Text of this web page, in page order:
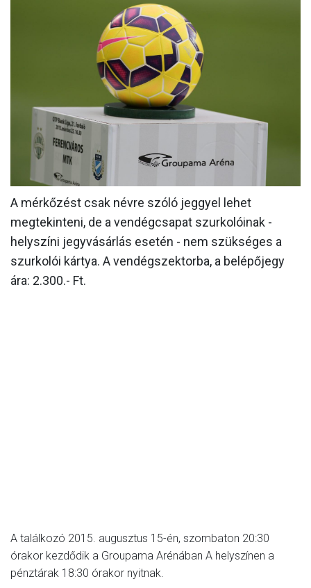
MÉRKŐZÉSEK
KLUB
GALÉRIA
SZURKOLÓI ÉLMÉNYEK
A mérkőzést csak névre szóló jeggyel lehet
megtekinteni, de a vendégcsapat szurkolóinak -
helyszíni jegyvásárlás esetén - nem szükséges a
szurkolói kártya. A vendégszektorba, a belépőjegy
ára: 2.300.- Ft.
A találkozó 2015. augusztus 15-én, szombaton 20:30
órakor kezdődik a Groupama Arénában A helyszínen a
pénztárak 18:30 órakor nyitnak.